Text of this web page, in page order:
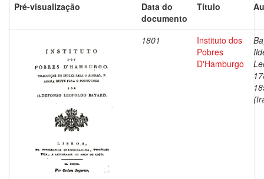
Pré-visualização
Data do
documento
Título
1801
Instituto dos
Pobres
D'Hamburgo